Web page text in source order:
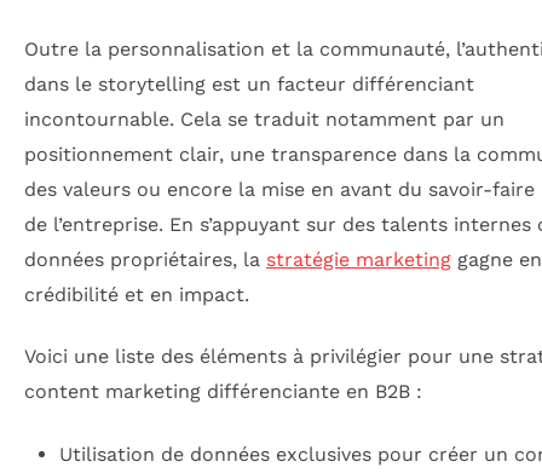
Outre la personnalisation et la communauté,
dans le storytelling est un facteur différenciant
incontournable. Cela se traduit notamment par un
positionnement clair, une transparence dans la
des valeurs ou encore la mise en avant du savoir-faire
de l’entreprise. En s’appuyant sur des talents internes
données propriétaires, la stratégie marketing gagne en
crédibilité et en impact.
Voici une liste des éléments à privilégier pour une
content marketing différenciante en B2B :
Utilisation de données exclusives pour créer un